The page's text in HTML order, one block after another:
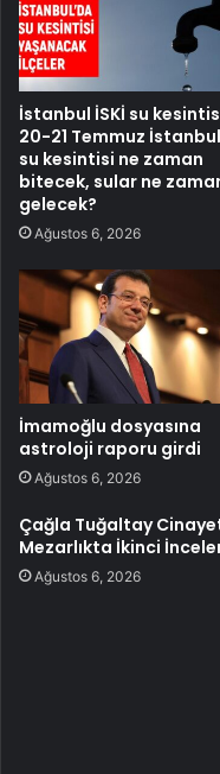
İstanbul İSKİ su
20-21 Temmuz
su kesintisi ne zaman
bitecek, sular ne
gelecek?
Ağustos 6, 2026
İmamoğlu dosyasına
astroloji raporu girdi
Ağustos 6, 2026
Çağla Tuğaltay
Mezarlıkta İkinci
Ağustos 6, 2026